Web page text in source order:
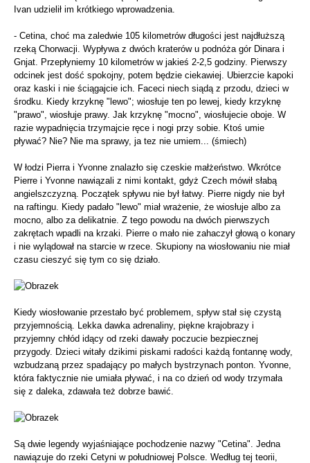
Ivan udzielił im krótkiego wprowadzenia.
- Cetina, choć ma zaledwie 105 kilometrów długości jest najdłuższą
rzeką Chorwacji. Wypływa z dwóch kraterów u podnóża gór Dinara i
Gnjat. Przepłyniemy 10 kilometrów w jakieś 2-2,5 godziny. Pierwszy
odcinek jest dość spokojny, potem będzie ciekawiej. Ubierzcie kapoki
oraz kaski i nie ściągajcie ich. Faceci niech siądą z przodu, dzieci w
środku. Kiedy krzyknę "lewo"; wiosłuje ten po lewej, kiedy krzyknę
"prawo", wiosłuje prawy. Jak krzyknę "mocno", wiosłujecie oboje. W
razie wypadnięcia trzymajcie ręce i nogi przy sobie. Ktoś umie
pływać? Nie? Nie ma sprawy, ja tez nie umiem... (śmiech)
W łodzi Pierra i Yvonne znalazło się czeskie małżeństwo. Wkrótce
Pierre i Yvonne nawiązali z nimi kontakt, gdyż Czech mówił słabą
angielszczyzną. Początek spływu nie był łatwy. Pierre nigdy nie był
na raftingu. Kiedy padało "lewo" miał wrażenie, że wiosłuje albo za
mocno, albo za delikatnie. Z tego powodu na dwóch pierwszych
zakrętach wpadli na krzaki. Pierre o mało nie zahaczył głową o konary
i nie wylądował na starcie w rzece. Skupiony na wiosłowaniu nie miał
czasu cieszyć się tym co się działo.
Kiedy wiosłowanie przestało być problemem, spływ stał się czystą
przyjemnością. Lekka dawka adrenaliny, piękne krajobrazy i
przyjemny chłód idący od rzeki dawały poczucie bezpiecznej
przygody. Dzieci witały dzikimi piskami radości każdą fontannę wody,
wzbudzaną przez spadający po małych bystrzynach ponton. Yvonne,
która faktycznie nie umiała pływać, i na co dzień od wody trzymała
się z daleka, zdawała też dobrze bawić.
Są dwie legendy wyjaśniające pochodzenie nazwy "Cetina". Jedna
nawiązuje do rzeki Cetyni w południowej Polsce. Według tej teorii,